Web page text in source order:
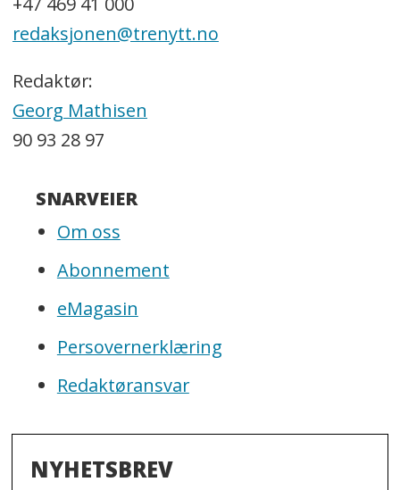
redaksjonen@trenytt.no
Redaktør:
Georg Mathisen
90 93 28 97
SNARVEIER
Om oss
Abonnement
eMagasin
Persovernerklæring
Redaktøransvar
NYHETSBREV